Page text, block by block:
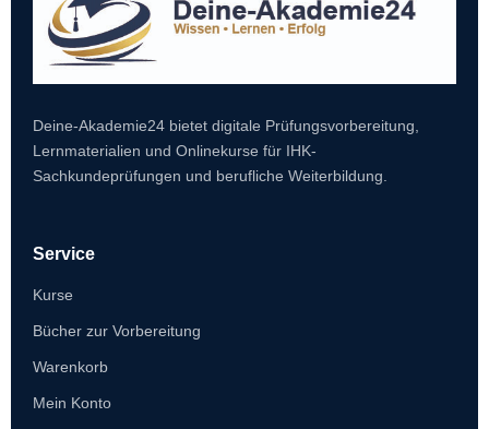
Deine-Akademie24 bietet digitale Prüfungsvorbereitung,
Lernmaterialien und Onlinekurse für IHK-
Sachkundeprüfungen und berufliche Weiterbildung.
Service
Kurse
Bücher zur Vorbereitung
Warenkorb
Mein Konto